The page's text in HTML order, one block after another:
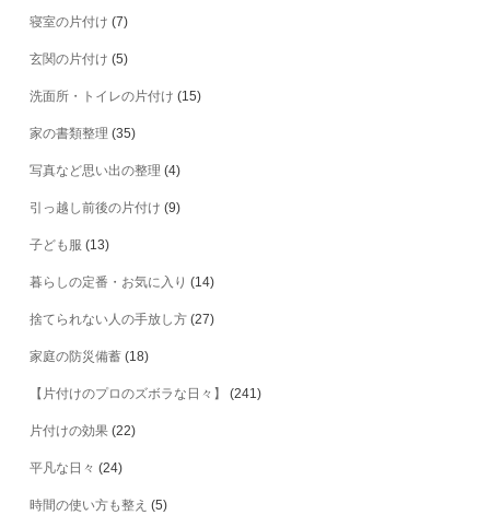
寝室の片付け (7)
玄関の片付け (5)
洗面所・トイレの片付け (15)
家の書類整理 (35)
写真など思い出の整理 (4)
引っ越し前後の片付け (9)
子ども服 (13)
暮らしの定番・お気に入り (14)
捨てられない人の手放し方 (27)
家庭の防災備蓄 (18)
【片付けのプロのズボラな日々】 (241)
片付けの効果 (22)
平凡な日々 (24)
時間の使い方も整え (5)